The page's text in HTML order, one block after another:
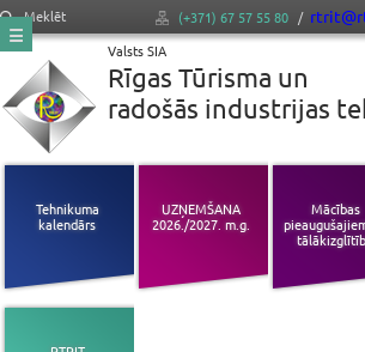
Meklēt (+371) 67 57 55 80 /
Valsts SIA
Rīgas Tūrisma un
radošās industrijas
Tehnikuma
kalendārs
UZŅEMŠANA
2026./2027. m.g.
Mācības